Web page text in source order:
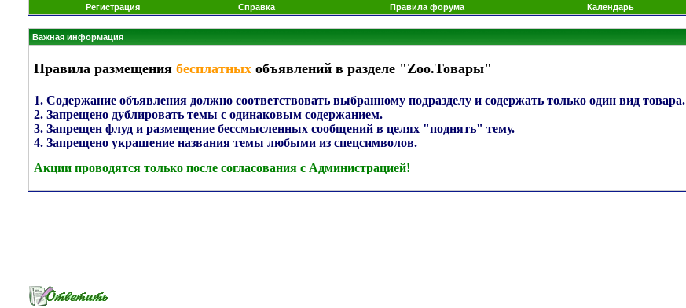
Регистрация
Справка Правила форума Календарь
Важная информация
Правила размещения бесплатных объявлений в разделе "Zoo.Товары"
1. Содержание объявления должно соответствовать выбранному подразделу и содержать только один вид товара.
2. Запрещено дублировать темы с одинаковым содержанием.
3. Запрещен флуд и размещение бессмысленных сообщений в целях "поднять" тему.
4. Запрещено украшение названия темы любыми из спецсимволов.
Акции проводятся только после согласования с Администрацией!